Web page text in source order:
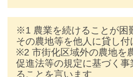
※1 農業を続けることが困
その農地等を他人に貸し付
※2 市街化区域外の農地を
促進法等の規定に基づく
ることを言います